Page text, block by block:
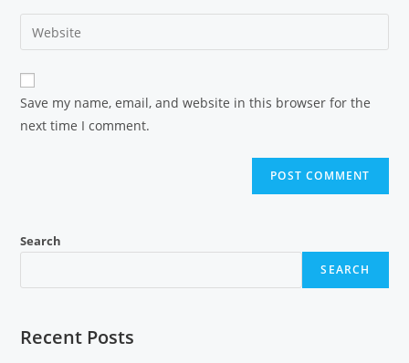
Save my name, email, and website in this browser for the
next time I comment.
Search
SEARCH
Recent Posts